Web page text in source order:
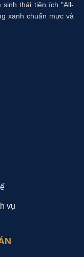
sinh thái tiện ích "All-
xanh chuẩn mực và
vụ